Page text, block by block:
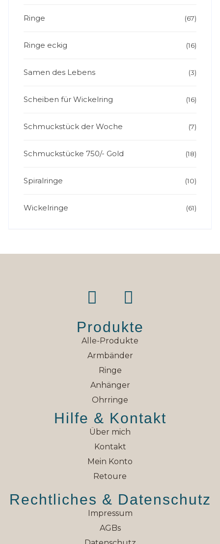
Ringe (67)
Ringe eckig (16)
Samen des Lebens (3)
Scheiben für Wickelring (16)
Schmuckstück der Woche (7)
Schmuckstücke 750/- Gold (18)
Spiralringe (10)
Wickelringe (61)
Produkte
Alle-Produkte
Armbänder
Ringe
Anhänger
Ohrringe
Hilfe & Kontakt
Über mich
Kontakt
Mein Konto
Retoure
Rechtliches & Datenschutz
Impressum
AGBs